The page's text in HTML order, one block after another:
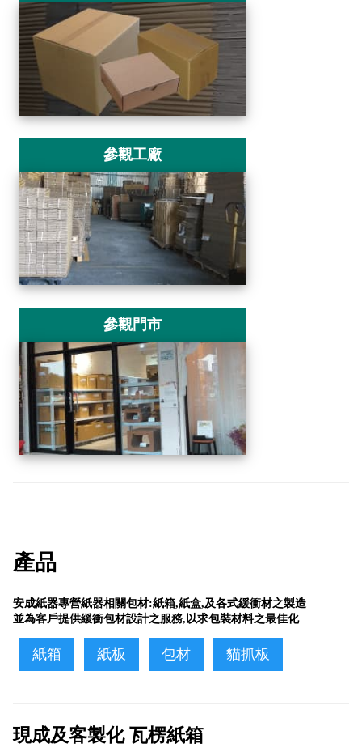
參觀工廠
參觀門市
產品
安成紙器專營紙器相關包材:紙箱,紙盒,及各式緩衝材之製造
並為客戶提供緩衝包材設計之服務,以求包裝材料之最佳化
紙箱 紙板 包材 貓抓板
現成及客製化 瓦楞紙箱